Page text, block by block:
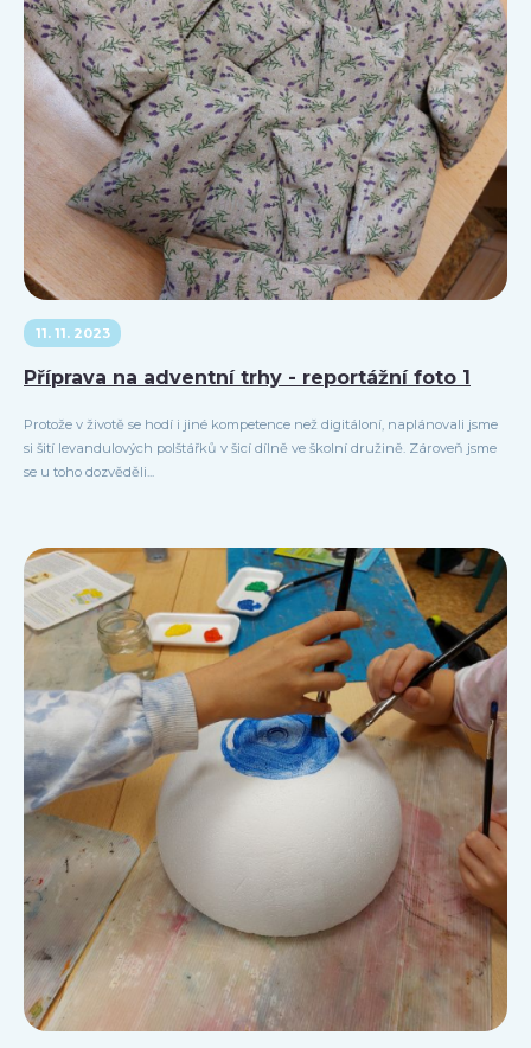
11. 11. 2023
Příprava na adventní trhy - reportážní foto 1
Protože v životě se hodí i jiné kompetence než digitáloní, naplánovali jsme
si šití levandulových polštářků v šicí dílně ve školní družině. Zároveň jsme
se u toho dozvěděli...